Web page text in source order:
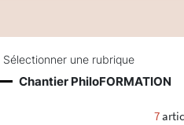
Sélectionner une rubrique
Chantier PhiloFORMATION
7